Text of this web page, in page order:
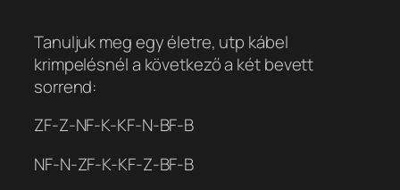
Tanuljuk meg egy életre, utp kábel
krimpelésnél a következő a két bevett
sorrend:
ZF-Z-NF-K-KF-N-BF-B
NF-N-ZF-K-KF-Z-BF-B